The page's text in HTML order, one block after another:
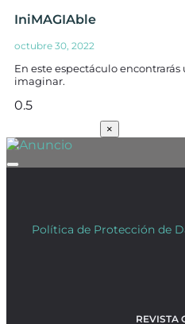
IniMAGIAble
octubre 30, 2022
En este espectáculo
imaginar.
×
Política de Protección de
REVISTA